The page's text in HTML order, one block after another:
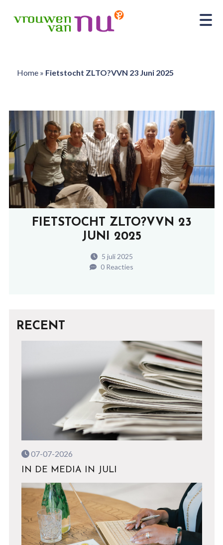
Home» Fietstocht ZLTO?VVN 23 Juni 2025
FIETSTOCHT ZLTO?VVN 23
JUNI 2025
5 juli 2025
0 Reacties
RECENT
07-07-2026
IN DE MEDIA IN JULI